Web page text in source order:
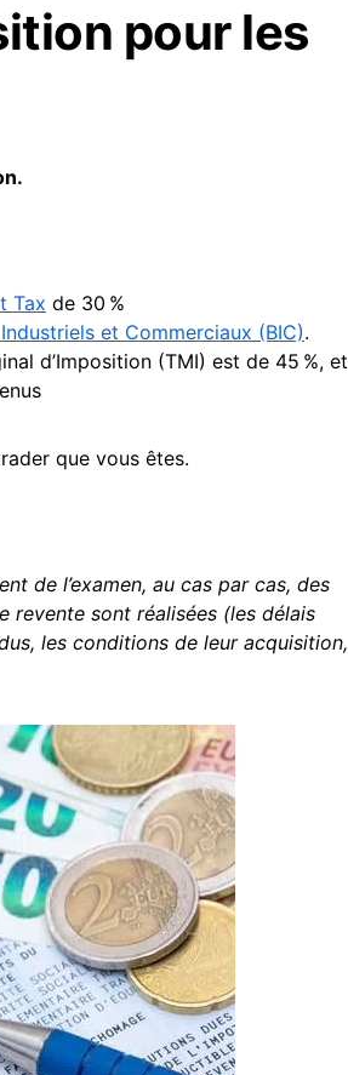
pour les
Tax de 30 %
et Commerciaux (BIC).
d’Imposition (TMI) est de 45 %, et
que vous êtes.
de l’examen, au cas par cas, des
revente sont réalisées (les délais
les conditions de leur acquisition,